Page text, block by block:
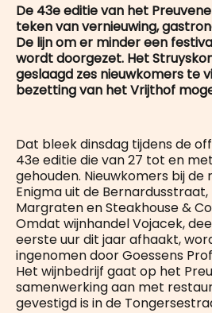
De 43e editie van het
teken van vernieuwing,
De lijn om er minder een
wordt doorgezet. Het
geslaagd zes nieuwkomers te
bezetting van het Vrijthof
Dat bleek dinsdag tijdens de
43e editie die van 27 tot en
gehouden. Nieuwkomers bij de
Enigma uit de Bernardusstraat,
Margraten en Steakhouse &
Omdat wijnhandel Vojacek,
eerste uur dit jaar afhaakt,
ingenomen door Goessens
Het wijnbedrijf gaat op het
samenwerking aan met
gevestigd is in de